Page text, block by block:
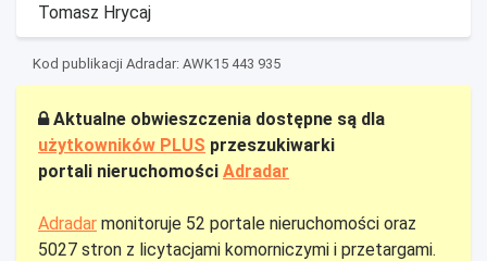
Tomasz Hrycaj
Kod publikacji Adradar: AWK15 443 935
Aktualne obwieszczenia dostępne są dla
użytkowników PLUS przeszukiwarki
portali nieruchomości Adradar
Adradar monitoruje 52 portale nieruchomości oraz
5027 stron z licytacjami komorniczymi i przetargami.